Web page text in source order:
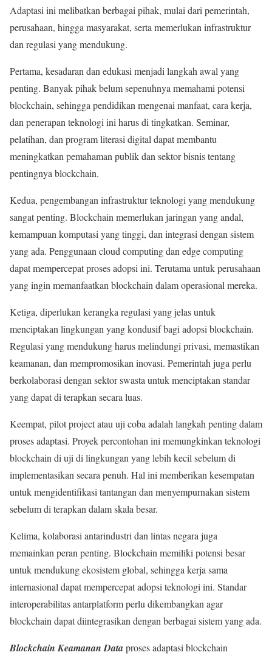
Adaptasi ini melibatkan berbagai pihak, mulai dari pemerintah,
perusahaan, hingga masyarakat, serta memerlukan infrastruktur
dan regulasi yang mendukung.
Pertama, kesadaran dan edukasi menjadi langkah awal yang
penting. Banyak pihak belum sepenuhnya memahami potensi
blockchain, sehingga pendidikan mengenai manfaat, cara kerja,
dan penerapan teknologi ini harus di tingkatkan. Seminar,
pelatihan, dan program literasi digital dapat membantu
meningkatkan pemahaman publik dan sektor bisnis tentang
pentingnya blockchain.
Kedua, pengembangan infrastruktur teknologi yang mendukung
sangat penting. Blockchain memerlukan jaringan yang andal,
kemampuan komputasi yang tinggi, dan integrasi dengan sistem
yang ada. Penggunaan cloud computing dan edge computing
dapat mempercepat proses adopsi ini. Terutama untuk perusahaan
yang ingin memanfaatkan blockchain dalam operasional mereka.
Ketiga, diperlukan kerangka regulasi yang jelas untuk
menciptakan lingkungan yang kondusif bagi adopsi blockchain.
Regulasi yang mendukung harus melindungi privasi, memastikan
keamanan, dan mempromosikan inovasi. Pemerintah juga perlu
berkolaborasi dengan sektor swasta untuk menciptakan standar
yang dapat di terapkan secara luas.
Keempat, pilot project atau uji coba adalah langkah penting dalam
proses adaptasi. Proyek percontohan ini memungkinkan teknologi
blockchain di uji di lingkungan yang lebih kecil sebelum di
implementasikan secara penuh. Hal ini memberikan kesempatan
untuk mengidentifikasi tantangan dan menyempurnakan sistem
sebelum di terapkan dalam skala besar.
Kelima, kolaborasi antarindustri dan lintas negara juga
memainkan peran penting. Blockchain memiliki potensi besar
untuk mendukung ekosistem global, sehingga kerja sama
internasional dapat mempercepat adopsi teknologi ini. Standar
interoperabilitas antarplatform perlu dikembangkan agar
blockchain dapat diintegrasikan dengan berbagai sistem yang ada.
Blockchain Keamanan Dataproses adaptasi blockchain